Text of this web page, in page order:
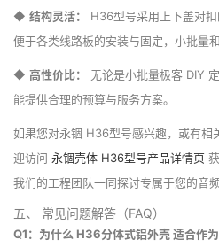
◆ 结构灵活：
H36型号采用上下盖对扣
便于各类线路板的安装与固定，小批量
◆ 高性价比：
无论是小批量极客 DIY
能提供合理的预算与服务方案。
如果您对永锢 H36型号感兴趣，或有相
迎访问 永锢壳体 H36型号产品详情页
我们的工程团队一同探讨专属于您的音
五、 常见问题解答（FAQ）
Q1：为什么 H36分体式铝外壳 适合作